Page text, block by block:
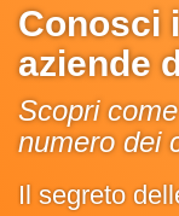
Conosci
aziende
Scopri
numero dei
Il segreto